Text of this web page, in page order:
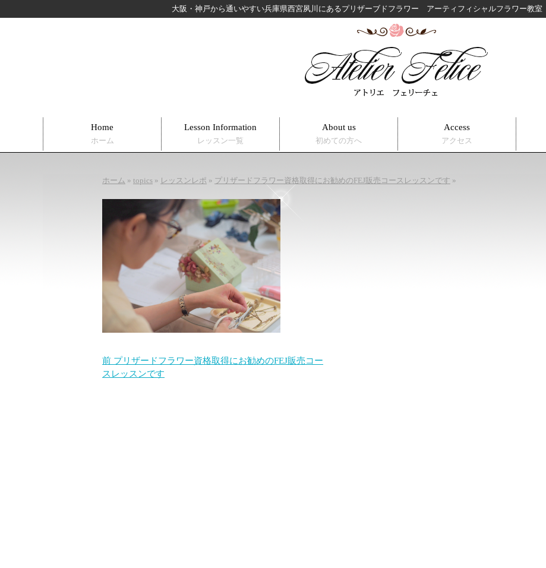
大阪・神戸から通いやすい兵庫県西宮夙川にあるプリザーブドフラワー アーティフィシャルフラワー教室
Home
ホーム
Lesson Information
レッスン一覧
About us
初めての方へ
Access
アクセス
ホーム » topics » レッスンレポ » プリザードフラワー資格取得にお勧めのFEJ販売コースレッスンです »
前 プリザードフラワー資格取得にお勧めのFEJ販売コー
スレッスンです